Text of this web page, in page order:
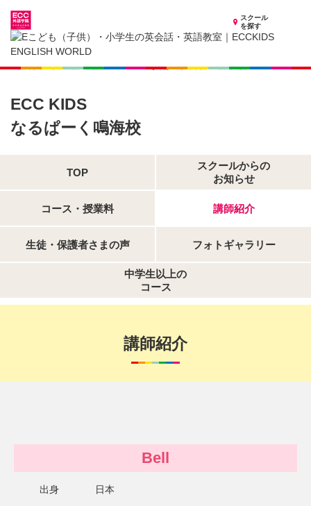
スクール
を探す
愛知県の子供英会話・英語教室
子供（小学生）英会話・英語教室 ECCKIDS なるぱーく鳴海校
講師紹介
ECC KIDS
なるぱーく鳴海校
TOP
スクールからの
お知らせ
コース・授業料 講師紹介
生徒・保護者さまの声 フォトギャラリー
中学生以上の
コース
講師紹介
Bell
出身 日本